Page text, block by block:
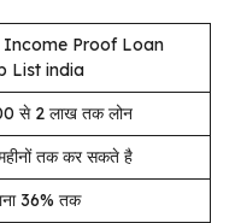
Income Proof Loan
List india
से 2 लाख तक लोन
तक कर सकते है
36% तक